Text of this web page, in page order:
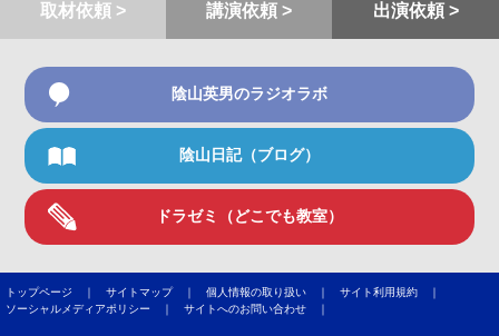
取材依頼 > 講演依頼 > 出演依頼 >
陰山英男のラジオラボ
陰山日記（ブログ）
ドラゼミ（どこでも教室）
トップページ ｜ サイトマップ ｜ 個人情報の取り扱い ｜ サイト利用規約 ｜
ソーシャルメディアポリシー ｜ サイトへのお問い合わせ ｜